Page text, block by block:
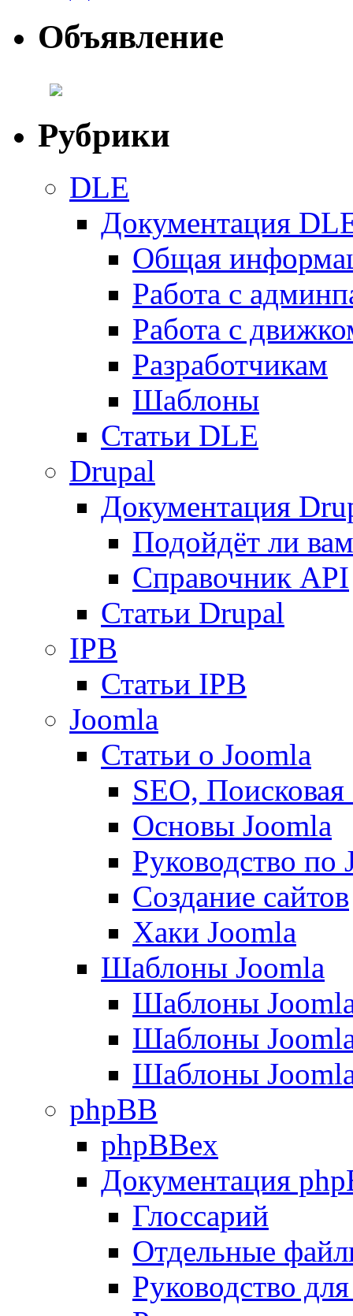
Объявление
Рубрики
DLE
Документация
Общая
Работа с
Работа с
Разработчикам
Шаблоны
Статьи DLE
Drupal
Документация
Подойдёт ли
Справочник API
Статьи Drupal
IPB
Статьи IPB
Joomla
Статьи о Joomla
SEO,
Основы Joomla
Руководство по
Создание сайтов
Хаки Joomla
Шаблоны Joomla
Шаблоны
Шаблоны
Шаблоны
phpBB
phpBBex
Документация
Глоссарий
Отдельные
Руководство